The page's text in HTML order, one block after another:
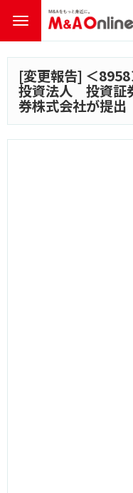
[変更報告] ＜8958
投資法人 投資証
券株式会社が提